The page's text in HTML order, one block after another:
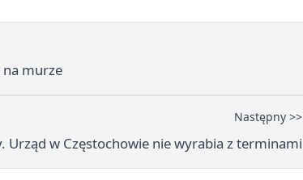
na murze
Następny >>
w Częstochowie nie wyrabia z terminami